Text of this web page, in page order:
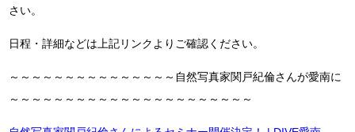
さい。
日程・詳細などは上記リンクよりご確認ください。
～～～～～～～～～～～～～～～自然写真家関戸紀倫さんが愛南に
～～～～～～～～～～～～～～～～～～～～～～